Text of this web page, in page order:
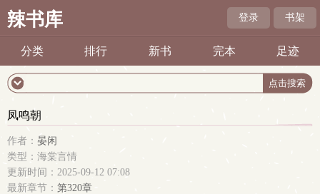
辣书库 登录 书架
分类 排行 新书 完本 足迹
凤鸣朝
作者： 晏闲
类型：海棠言情
更新时间：2025-09-12 07:08
最新章节： 第320章